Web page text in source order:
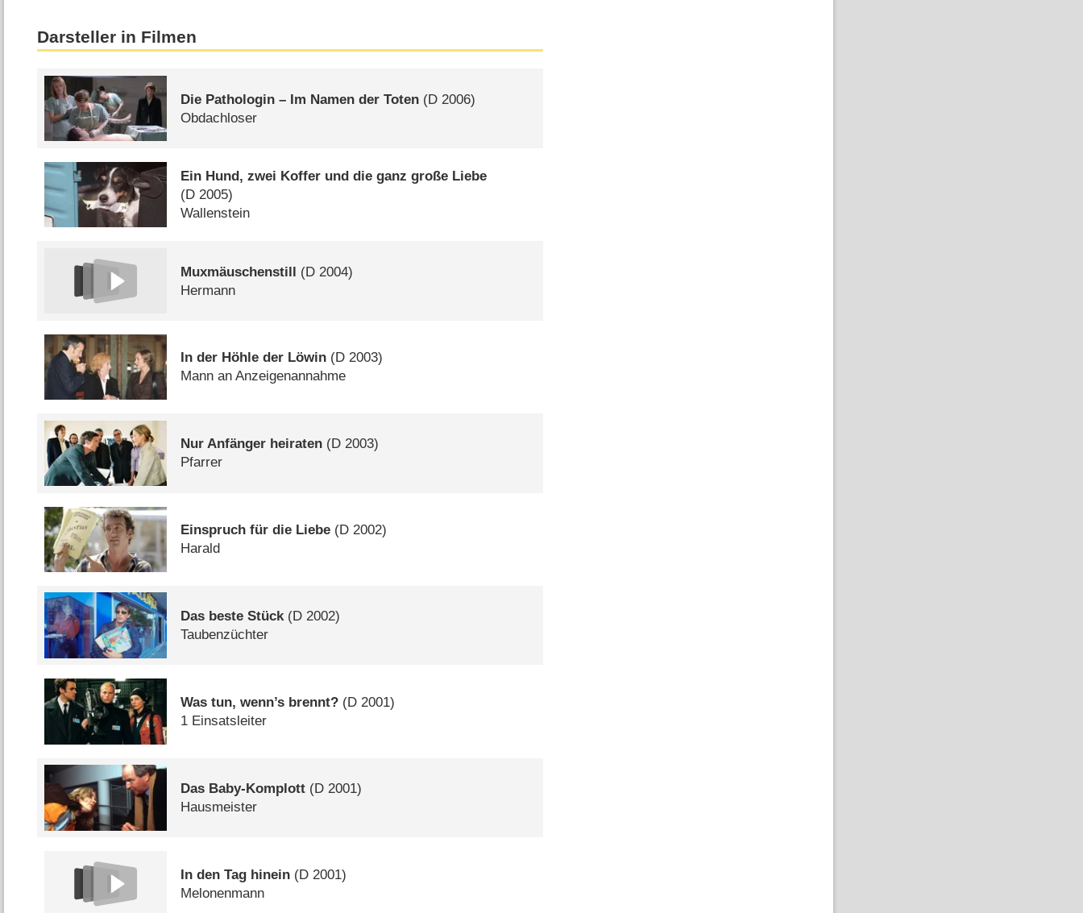
Darsteller in Filmen
Die Pathologin – Im Namen der Toten (D 2006)
Obdachloser
Ein Hund, zwei Koffer und die ganz große Liebe
(D 2005)
Wallenstein
Muxmäuschenstill (D 2004)
Hermann
In der Höhle der Löwin (D 2003)
Mann an Anzeigenannahme
Nur Anfänger heiraten (D 2003)
Pfarrer
Einspruch für die Liebe (D 2002)
Harald
Das beste Stück(D 2002)
Taubenzüchter
Was tun, wenn’s brennt? (D 2001)
1 Einsatsleiter
Das Baby-Komplott (D 2001)
Hausmeister
In den Tag hinein (D 2001)
Melonenmann